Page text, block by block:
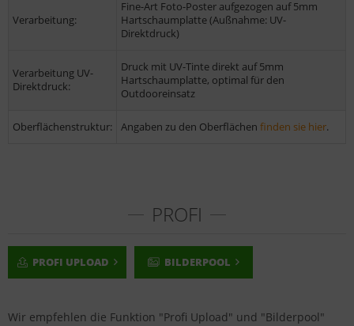
Verarbeitung:
Fine-Art Foto-Poster aufgezogen auf 5mm
Hartschaumplatte (Außnahme: UV-
Direktdruck)
Verarbeitung UV-
Direktdruck:
Druck mit UV-Tinte direkt auf 5mm
Hartschaumplatte, optimal für den
Outdooreinsatz
Oberflächenstruktur: Angaben zu den Oberflächen finden sie hier.
PROFI
PROFI UPLOAD BILDERPOOL
Wir empfehlen die Funktion "Profi Upload" und "Bilderpool"